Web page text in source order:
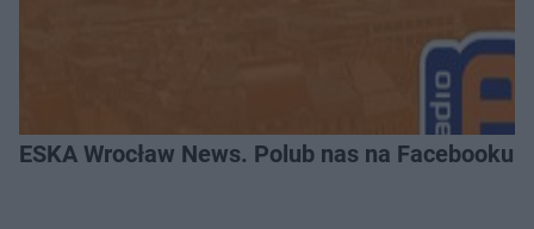
ESKA Wrocław News. Polub nas na Facebooku!